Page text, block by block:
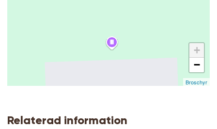
+
−
Broschyr
Relaterad information